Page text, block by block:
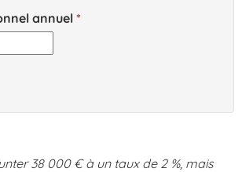
annuel
38 000 € à un taux de 2 %, mais